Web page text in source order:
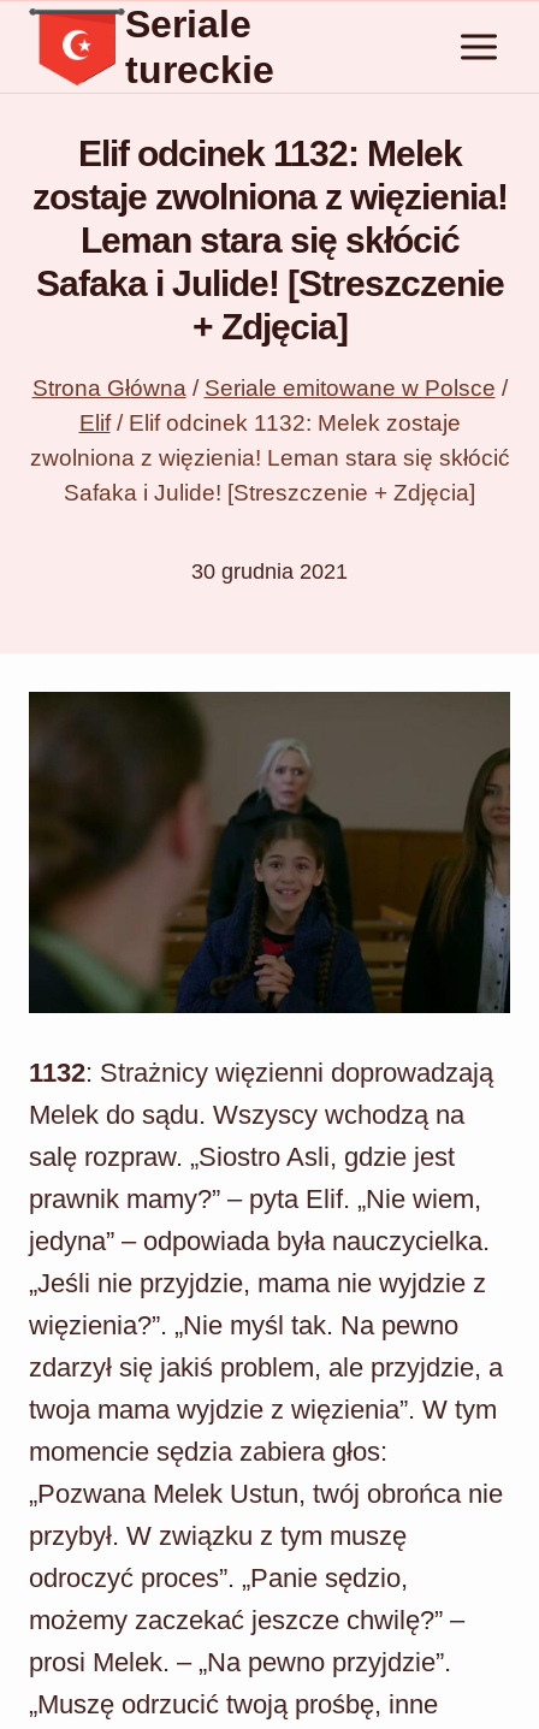
Przejdź
treści
Seriale
tureckie
Elif odcinek 1132: Melek
zostaje zwolniona z więzienia!
Leman stara się skłócić
Safaka i Julide! [Streszczenie
+ Zdjęcia]
Strona Główna / Seriale emitowane w Polsce /
Elif / Elif odcinek 1132: Melek zostaje
zwolniona z więzienia! Leman stara się skłócić
Safaka i Julide! [Streszczenie + Zdjęcia]
30 grudnia 2021
1132: Strażnicy więzienni doprowadzają
Melek do sądu. Wszyscy wchodzą na
salę rozpraw. „Siostro Asli, gdzie jest
prawnik mamy?” – pyta Elif. „Nie wiem,
jedyna” – odpowiada była nauczycielka.
„Jeśli nie przyjdzie, mama nie wyjdzie z
więzienia?”. „Nie myśl tak. Na pewno
zdarzył się jakiś problem, ale przyjdzie, a
twoja mama wyjdzie z więzienia”. W tym
momencie sędzia zabiera głos:
„Pozwana Melek Ustun, twój obrońca nie
przybył. W związku z tym muszę
odroczyć proces”. „Panie sędzio,
możemy zaczekać jeszcze chwilę?” –
prosi Melek. – „Na pewno przyjdzie”.
„Muszę odrzucić twoją prośbę, inne